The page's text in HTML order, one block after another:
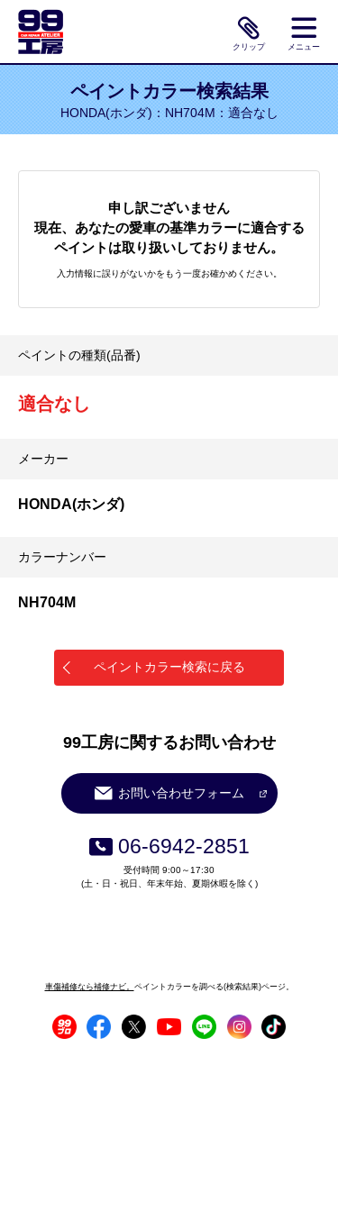
クリップ メニュー
ペイントカラー検索結果
HONDA(ホンダ)：NH704M：適合なし
申し訳ございません
現在、あなたの愛車の基準カラーに適合する
ペイントは取り扱いしておりません。
入力情報に誤りがないかをもう一度お確かめください。
ペイントの種類(品番)
適合なし
メーカー
HONDA(ホンダ)
カラーナンバー
NH704M
ペイントカラー検索に戻る
99工房に関するお問い合わせ
お問い合わせフォーム
06-6942-2851
受付時間 9:00～17:30
(土・日・祝日、年末年始、夏期休暇を除く)
車傷補修なら補修ナビ。 ペイントカラーを調べる(検索結果)ページ。